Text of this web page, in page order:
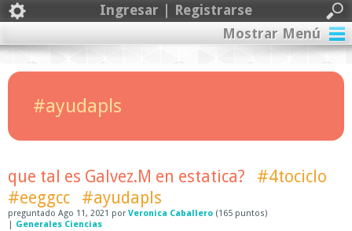
Ingresar | Registrarse
Mostrar Menú
#ayudapls
que tal es Galvez.M en estatica?
#4tociclo
#eeggcc
#ayudapls
preguntado Ago 11, 2021 por Veronica Caballero (165 puntos)
| Generales Ciencias